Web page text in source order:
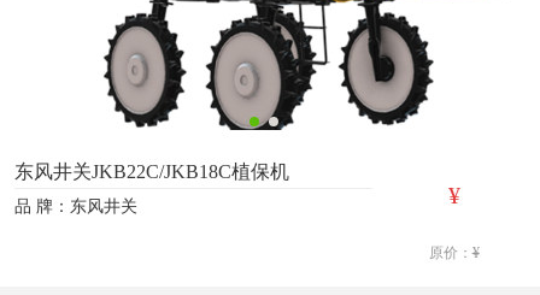
东风井关JKB22C/JKB18C植保机
品 牌：东风井关 ¥
原价：¥